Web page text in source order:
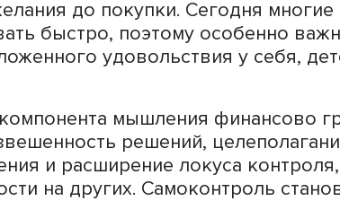
по «лучшим» условиям. Высока
в сложной жизненной
желающий разбогатеть,
социально одобряемым и
под контролем». Проблемы
кратковременного